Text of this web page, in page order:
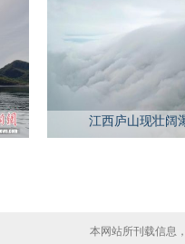
江西庐山现壮阔
本网站所刊载信息